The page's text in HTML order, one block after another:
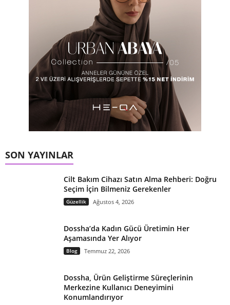
SON YAYINLAR
Cilt Bakım Cihazı Satın Alma Rehberi: Doğru
Seçim İçin Bilmeniz Gerekenler
Güzellik Ağustos 4, 2026
Dossha’da Kadın Gücü Üretimin Her
Aşamasında Yer Alıyor
Blog Temmuz 22, 2026
Dossha, Ürün Geliştirme Süreçlerinin
Merkezine Kullanıcı Deneyimini
Konumlandırıyor